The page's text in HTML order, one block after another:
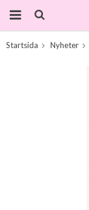
Startsida Nyheter